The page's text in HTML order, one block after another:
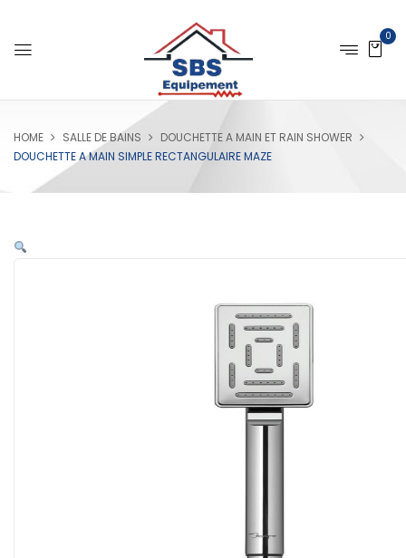
0
HOME SALLE DE BAINS
DOUCHETTE A MAIN ET RAIN SHOWER
DOUCHETTE A MAIN SIMPLE RECTANGULAIRE MAZE